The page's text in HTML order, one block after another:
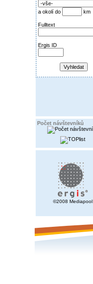
a okolí do km
Fulltext
Ergis ID
Počet návštevníků
©2008 Mediapool